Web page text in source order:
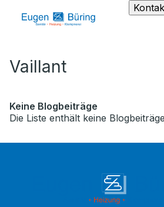
Vaillant
Keine Blogbeiträge
Die Liste enthält keine